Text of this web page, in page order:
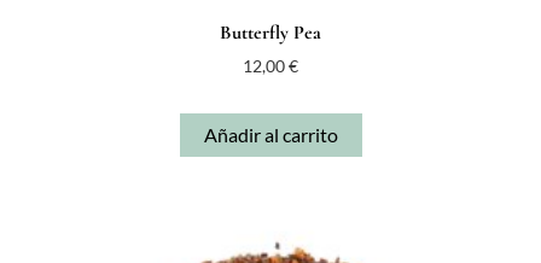
Butterfly Pea
12,00€
Añadir al carrito